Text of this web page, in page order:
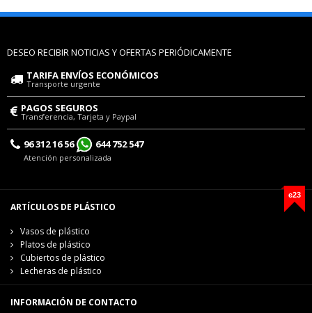
DESEO RECIBIR NOTICIAS Y OFERTAS PERIÓDICAMENTE
TARIFA ENVÍOS ECONÓMICOS
Transporte urgente
PAGOS SEGUROS
Transferencia, Tarjeta y Paypal
96 312 16 56 644 752 547
Atención personalizada
e23
ARTÍCULOS DE PLÁSTICO
Vasos de plástico
Platos de plástico
Cubiertos de plástico
Lecheras de plástico
INFORMACIÓN DE CONTACTO